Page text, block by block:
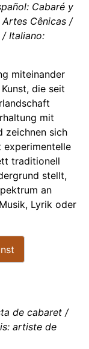
Cabaré y
Cênicas /
/ Italiano:
miteinander
die seit
mit
zeichnen sich
traditionell
stellt,
an
Lyrik oder
de cabaret /
artiste de